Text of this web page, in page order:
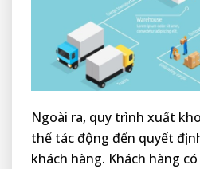
Ngoài ra, quy trình xuất
thể tác động đến quyết
khách hàng. Khách hàng